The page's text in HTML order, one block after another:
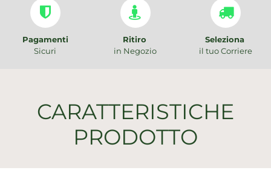
Pagamenti
Sicuri
Ritiro
in Negozio
Seleziona
il tuo Corriere
CARATTERISTICHE
PRODOTTO